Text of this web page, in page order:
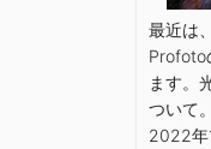
最近は
Profoto
ます。
ついて。
2022年